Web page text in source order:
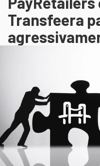
Transfeera